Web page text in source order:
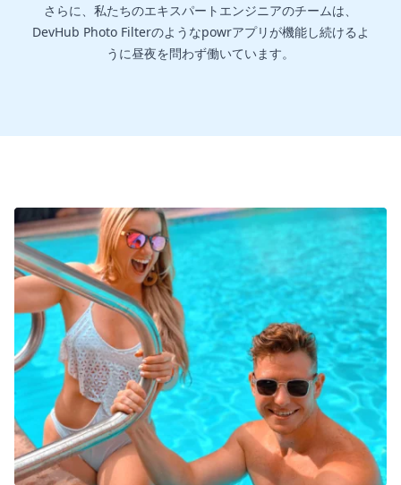
さらに、私たちのエキスパートエンジニアのチームは、
DevHub Photo Filterのようなpowrアプリが機能し続けるよ
うに昼夜を問わず働いています。